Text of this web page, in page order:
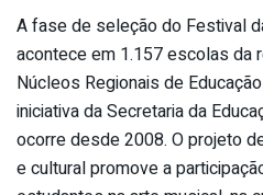
A fase de seleção do Festival
acontece em 1.157 escolas da
Núcleos Regionais de
iniciativa da Secretaria da
ocorre desde 2008. O projeto
e cultural promove a